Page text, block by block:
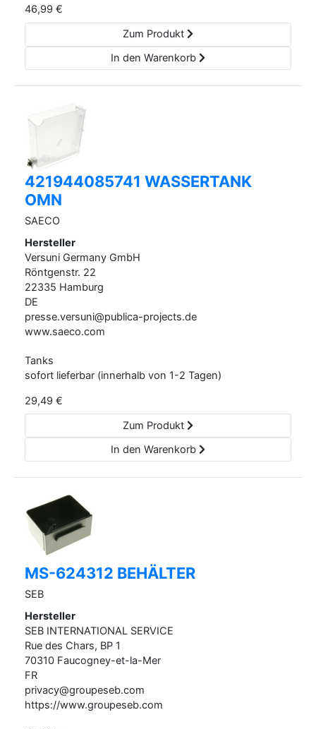
46,99 €
Zum Produkt
In den Warenkorb
421944085741 WASSERTANK
OMN
SAECO
Hersteller
Versuni Germany GmbH
Röntgenstr. 22
22335 Hamburg
DE
presse.versuni@publica-projects.de
www.saeco.com
Tanks
sofort lieferbar (innerhalb von 1-2 Tagen)
29,49 €
Zum Produkt
In den Warenkorb
MS-624312 BEHÄLTER
SEB
Hersteller
SEB INTERNATIONAL SERVICE
Rue des Chars, BP 1
70310 Faucogney-et-la-Mer
FR
privacy@groupeseb.com
https://www.groupeseb.com